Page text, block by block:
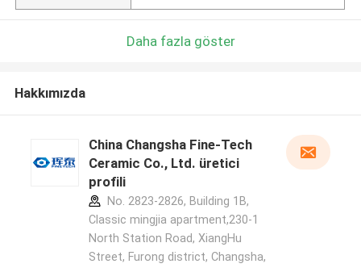
Daha fazla göster
Hakkımızda
China Changsha Fine-Tech
Ceramic Co., Ltd. üretici
profili
No. 2823-2826, Building 1B,
Classic mingjia apartment,230-1
North Station Road, XiangHu
Street, Furong district, Changsha,